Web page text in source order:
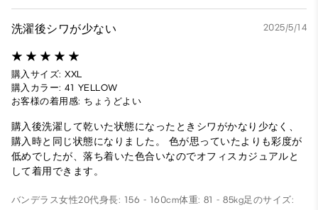
洗濯後シワが少ない 2025/5/14
購入サイズ: XXL
購入カラー: 41 YELLOW
お客様の着用感: ちょうどよい
購入後洗濯して乾いた状態になったときシワがかなり少なく、
購入時と同じ状態になりました。 色が思っていたよりも彩度が
低めでしたが、落ち着いた色合いなのでオフィスカジュアルと
して着用できます。
バンデラス女性20代身長: 156 - 160cm体重: 81 - 85kg足のサイズ: